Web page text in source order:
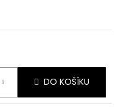
DO KOŠÍKU